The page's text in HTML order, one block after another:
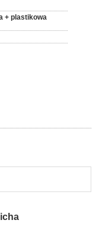
+ plastikowa